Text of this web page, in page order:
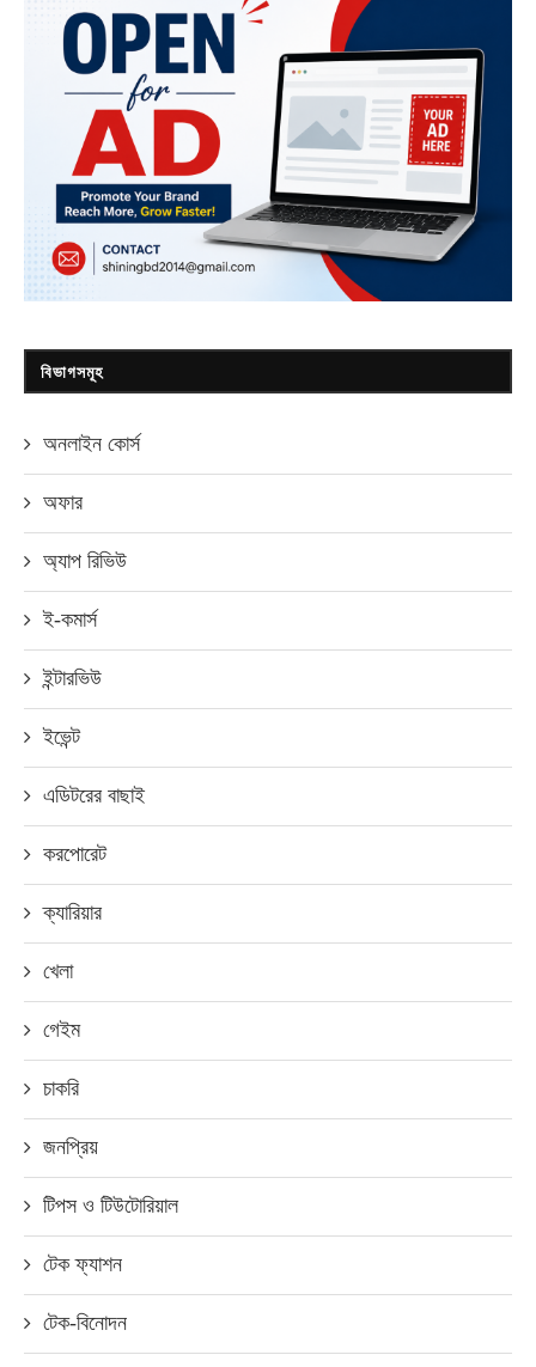
বিভাগসমূহ
অনলাইন কোর্স
অফার
অ্যাপ রিভিউ
ই-কমার্স
ইন্টারভিউ
ইভেন্ট
এডিটরের বাছাই
করপোরেট
ক্যারিয়ার
খেলা
গেইম
চাকরি
জনপ্রিয়
টিপস ও টিউটোরিয়াল
টেক ফ্যাশন
টেক-বিনোদন